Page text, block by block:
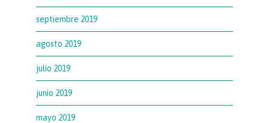
septiembre 2019
agosto 2019
julio 2019
junio 2019
mayo 2019